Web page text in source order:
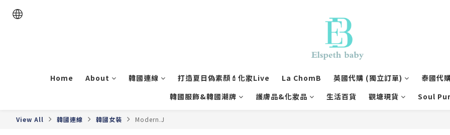
Home About 韓國連線 打造夏日偽素顏💄化妝Live La ChomB 英國代購 (獨立訂單) 泰國代
韓國服飾&韓國潮牌
護膚品&化妝品 生活百貨 觀塘現貨 Soul
View All 韓國連線 韓國女裝 Modern.J